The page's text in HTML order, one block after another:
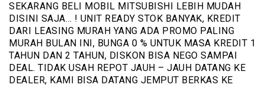
SEKARANG BELI MOBIL MITSUBISHI LEBIH MUDAH
DISINI SAJA… ! UNIT READY STOK BANYAK, KREDIT
DARI LEASING MURAH YANG ADA PROMO PALING
MURAH BULAN INI, BUNGA 0 % UNTUK MASA KREDIT 1
TAHUN DAN 2 TAHUN, DISKON BISA NEGO SAMPAI
DEAL. TIDAK USAH REPOT JAUH – JAUH DATANG KE
DEALER, KAMI BISA DATANG JEMPUT BERKAS KE